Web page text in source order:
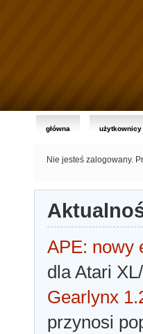
główna użytkownicy
Nie jesteś zalogowany.
APE: nowy
dla Atari
Gearlynx
przynosi